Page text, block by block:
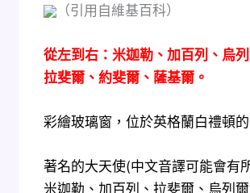
（引用自維基百科）
從左到右：米迦勒、加百列、烏
拉斐爾、約斐爾、薩基爾。
彩繪玻璃窗，位於英格蘭白禮頓
著名的大天使(中文音譯可能會有
米迦勒、加百列、拉斐爾、烏列